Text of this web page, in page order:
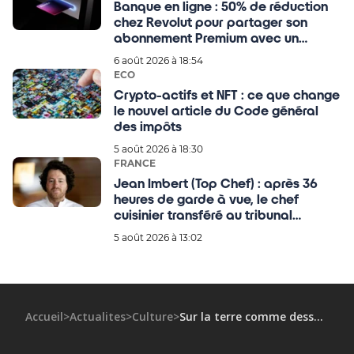
Banque en ligne : 50% de réduction
chez Revolut pour partager son
abonnement Premium avec un
proche
6 août 2026 à 18:54
ECO
Crypto-actifs et NFT : ce que change
le nouvel article du Code général
des impôts
5 août 2026 à 18:30
FRANCE
Jean Imbert (Top Chef) : après 36
heures de garde à vue, le chef
cuisinier transféré au tribunal
judiciaire de Paris, tous les détails !
5 août 2026 à 13:02
Accueil>Actualites>Culture> Sur la terre comme dessous, «La Chimère» est bien vivante